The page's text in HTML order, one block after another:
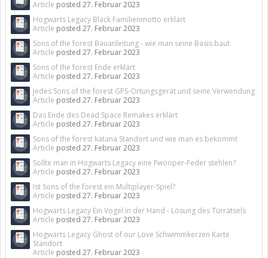
Article posted 27. Februar 2023
Hogwarts Legacy Black Familienmotto erklärt
Article posted 27. Februar 2023
Sons of the forest Bauanleitung - wie man seine Basis baut
Article posted 27. Februar 2023
Sons of the forest Ende erklärt
Article posted 27. Februar 2023
Jedes Sons of the forest GPS-Ortungsgerät und seine Verwendung
Article posted 27. Februar 2023
Das Ende des Dead Space Remakes erklärt
Article posted 27. Februar 2023
Sons of the forest katana Standort und wie man es bekommt
Article posted 27. Februar 2023
Sollte man in Hogwarts Legacy eine Fwooper-Feder stehlen?
Article posted 27. Februar 2023
Ist Sons of the forest ein Multiplayer-Spiel?
Article posted 27. Februar 2023
Hogwarts Legacy Ein Vogel in der Hand - Lösung des Türrätsels
Article posted 27. Februar 2023
Hogwarts Legacy Ghost of our Love Schwimmkerzen Karte
Standort
Article posted 27. Februar 2023